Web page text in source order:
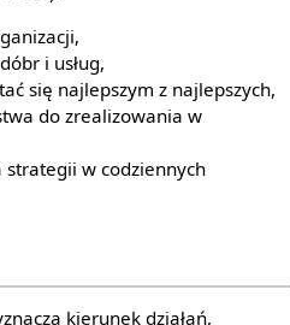
i usług,
się najlepszym z najlepszych,
do zrealizowania w
w codziennych
kierunek działań,